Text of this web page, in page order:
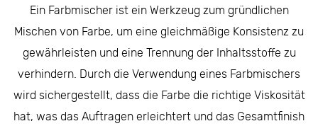
Ein Farbmischer ist ein Werkzeug zum gründlichen
Mischen von Farbe, um eine gleichmäßige Konsistenz zu
gewährleisten und eine Trennung der Inhaltsstoffe zu
verhindern. Durch die Verwendung eines Farbmischers
wird sichergestellt, dass die Farbe die richtige Viskosität
hat, was das Auftragen erleichtert und das Gesamtfinish